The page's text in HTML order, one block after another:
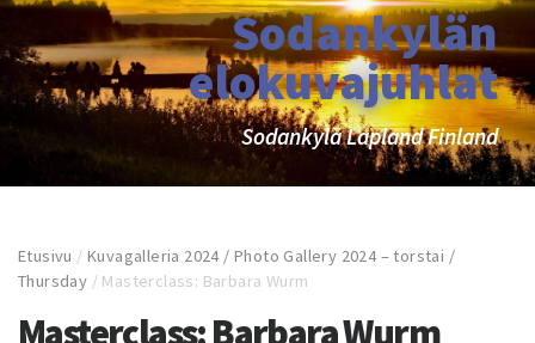
Sodankylän
elokuvajuhlat
Sodankylä Lapland Finland
Etusivu /Kuvagalleria 2024 / Photo Gallery 2024 – torstai /
Thursday / Masterclass: Barbara Wurm
Masterclass: Barbara Wurm